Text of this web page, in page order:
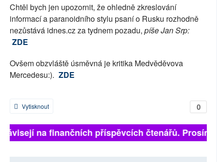
SOCIÁLNÍ SÍTĚ
RUBRIKY
Chtěl bych jen upozornit, že ohledně zkreslování
informací a paranoidního stylu psaní o Rusku rozhodně
nezůstává idnes.cz za tydnem pozadu, píše Jan Srp:
ZDE
Ovšem obzvláště úsměvná je kritika Medvěděvova
Mercedesu:). ZDE
0
Vytisknout
na finančních příspěvcích čtenářů.